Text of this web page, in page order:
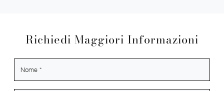
Richiedi Maggiori Informazioni